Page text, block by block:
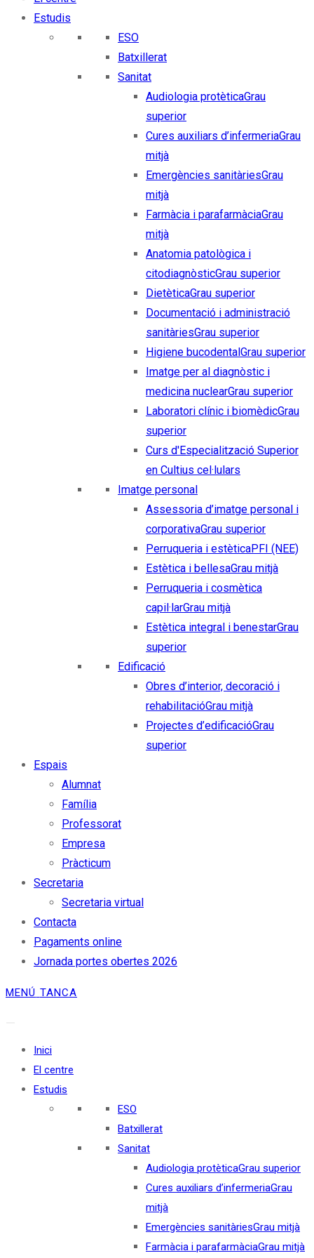
Estudis
ESO
Batxillerat
Sanitat
Audiologia protèticaGrau
superior
Cures auxiliars d’infermeriaGrau
mitjà
Emergències sanitàriesGrau
mitjà
Farmàcia i parafarmàciaGrau
mitjà
Anatomia patològica i
citodiagnòsticGrau superior
DietèticaGrau superior
Documentació i administració
sanitàriesGrau superior
Higiene bucodentalGrau superior
Imatge per al diagnòstic i
medicina nuclearGrau superior
Laboratori clínic i biomèdicGrau
superior
Curs d'Especialització Superior
en Cultius cel·lulars
Imatge personal
Assessoria d’imatge personal i
corporativaGrau superior
Perruqueria i estèticaPFI (NEE)
Estètica i bellesaGrau mitjà
Perruqueria i cosmètica
capil·larGrau mitjà
Estètica integral i benestarGrau
superior
Edificació
Obres d’interior, decoració i
rehabilitacióGrau mitjà
Projectes d’edificacióGrau
superior
Espais
Alumnat
Família
Professorat
Empresa
Pràcticum
Secretaria
Secretaria virtual
Contacta
Pagaments online
Jornada portes obertes 2026
MENÚ TANCA
Inici
El centre
Estudis
ESO
Batxillerat
Sanitat
Audiologia protèticaGrau superior
Cures auxiliars d’infermeriaGrau
mitjà
Emergències sanitàriesGrau mitjà
Farmàcia i parafarmàciaGrau mitjà